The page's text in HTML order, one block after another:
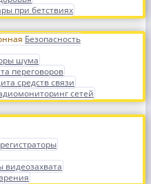
при бетствиях
Безопасность
шума
переговоров
средств связи
сетей
видеозахвата